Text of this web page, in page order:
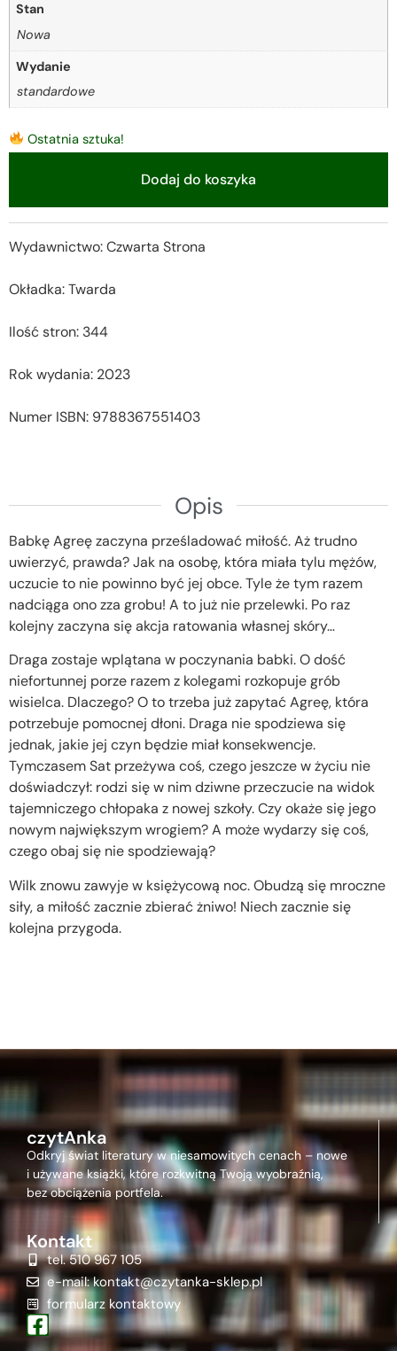
Stan
Nowa
Wydanie
standardowe
Ostatnia sztuka!
Dodaj do koszyka
Wydawnictwo: Czwarta Strona
Okładka: Twarda
Ilość stron: 344
Rok wydania: 2023
Numer ISBN: 9788367551403
Opis
Babkę Agreę zaczyna prześladować miłość. Aż trudno
uwierzyć, prawda? Jak na osobę, która miała tylu mężów,
uczucie to nie powinno być jej obce. Tyle że tym razem
nadciąga ono zza grobu! A to już nie przelewki. Po raz
kolejny zaczyna się akcja ratowania własnej skóry…
Draga zostaje wplątana w poczynania babki. O dość
niefortunnej porze razem z kolegami rozkopuje grób
wisielca. Dlaczego? O to trzeba już zapytać Agreę, która
potrzebuje pomocnej dłoni. Draga nie spodziewa się
jednak, jakie jej czyn będzie miał konsekwencje.
Tymczasem Sat przeżywa coś, czego jeszcze w życiu nie
doświadczył: rodzi się w nim dziwne przeczucie na widok
tajemniczego chłopaka z nowej szkoły. Czy okaże się jego
nowym największym wrogiem? A może wydarzy się coś,
czego obaj się nie spodziewają?
Wilk znowu zawyje w księżycową noc. Obudzą się mroczne
siły, a miłość zacznie zbierać żniwo! Niech zacznie się
kolejna przygoda.
czytAnka
Odkryj świat literatury w niesamowitych cenach – nowe
i używane książki, które rozkwitną Twoją wyobraźnią,
bez obciążenia portfela.
Kontakt
tel. 510 967 105
e-mail: kontakt@czytanka-sklep.pl
formularz kontaktowy